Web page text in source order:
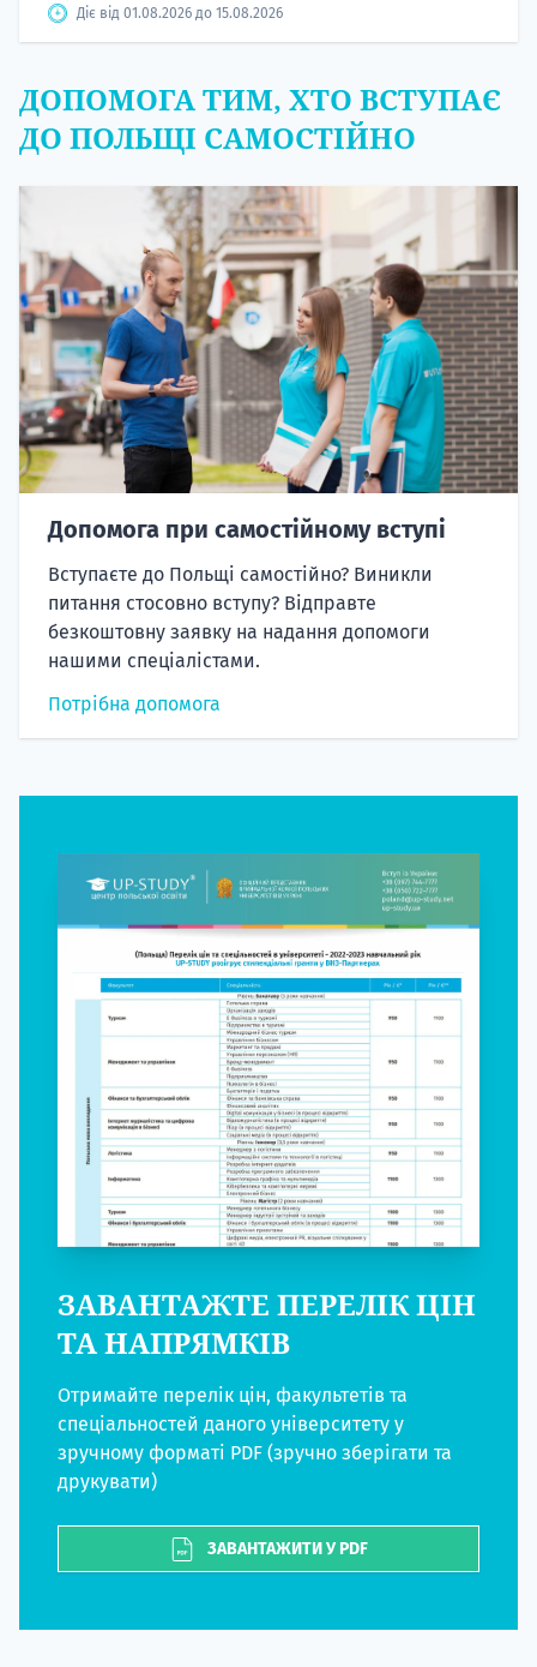
Діє від 01.08.2026 до 15.08.2026
ДОПОМОГА ТИМ, ХТО ВСТУПАЄ
ДО ПОЛЬЩІ САМОСТІЙНО
Допомога при самостійному вступі
Вступаєте до Польщі самостійно? Виникли
питання стосовно вступу? Відправте
безкоштовну заявку на надання допомоги
нашими спеціалістами.
Потрібна допомога
ЗАВАНТАЖТЕ ПЕРЕЛІК ЦІН
ТА НАПРЯМКІВ
Отримайте перелік цін, факультетів та
спеціальностей даного університету у
зручному форматі PDF (зручно зберігати та
друкувати)
ЗАВАНТАЖИТИ У PDF